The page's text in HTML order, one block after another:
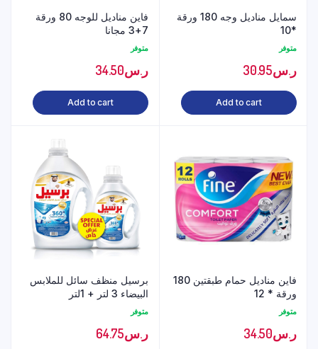
سمايل مناديل وجه 180 ورقة
*10
متوفر
ر.س30.95
Add to cart
فاين مناديل للوجه 80 ورقة
7+3 مجانا
متوفر
ر.س34.50
Add to cart
فاين مناديل حمام طبقتين 180
ورقة * 12
متوفر
ر.س34.50
برسيل منظف سائل للملابس
البيضاء 3 لتر + 1لتر
متوفر
ر.س64.75